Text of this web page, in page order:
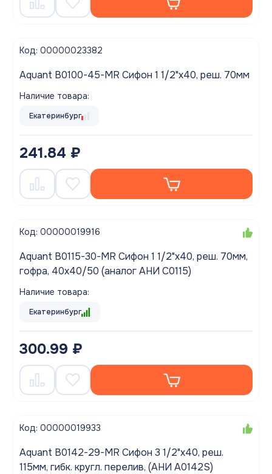
Код: 00000023382
Aquant B0100-45-MR Сифон 1 1/2"х40, реш. 70мм
Наличие товара:
Екатеринбург
241.84 ₽
Код: 00000019916
Aquant B0115-30-MR Сифон 1 1/2"х40, реш. 70мм,
гофра, 40х40/50 (аналог АНИ C0115)
Наличие товара:
Екатеринбург
300.99 ₽
Код: 00000019933
Aquant B0142-29-MR Сифон 3 1/2"х40, реш.
115мм, гибк. кругл. перелив, (АНИ A0142S)